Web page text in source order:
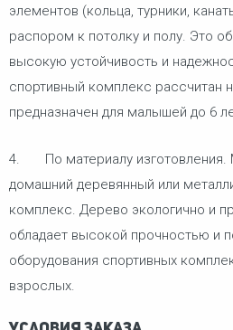
элементов (кольца, турники,
распором к потолку и полу. Это
высокую устойчивость и
спортивный комплекс рассчитан
предназначен для малышей до 6
4. По материалу изготовления.
домашний деревянный или
комплекс. Дерево экологично и
обладает высокой прочностью и
оборудования спортивных
взрослых.